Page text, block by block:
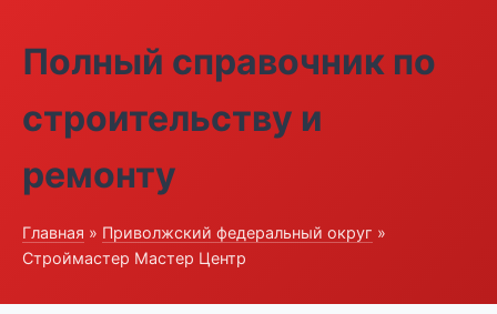
Полный справочник по
строительству и
ремонту
Главная » Приволжский федеральный округ »
Строймастер Мастер Центр